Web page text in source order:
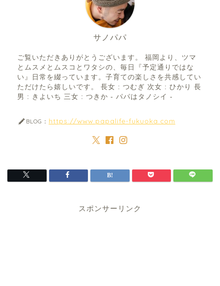
サノパパ
ご覧いただきありがとうございます。 福岡より、ツマ
とムスメとムスコとワタシの、毎日『予定通りではな
い』日常を綴っています。子育ての楽しさを共感してい
ただけたら嬉しいです。 長女 : つむぎ 次女 : ひかり 長
男 : きよいち 三女 : つきか - パパはタノシイ -
BLOG： https://www.papalife-fukuoka.com
スポンサーリンク